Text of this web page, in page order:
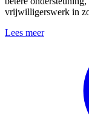
vrijwilligerswerk in
Lees meer